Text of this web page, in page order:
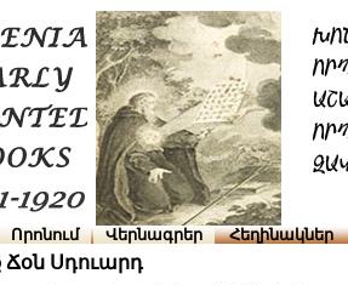
Որոնում Վերնագրեր Հեղինակներ
Ճօն Սդուարդ